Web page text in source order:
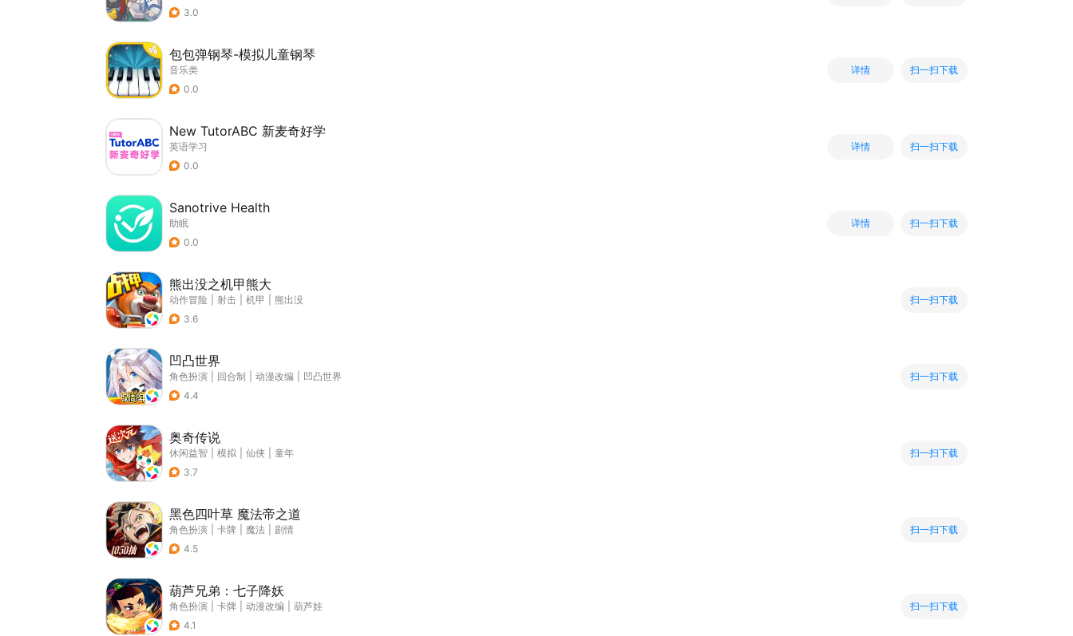
3.0
包包弹钢琴-模拟儿童钢琴
音乐类
0.0
详情 扫一扫下载
New TutorABC 新麦奇好学
英语学习
0.0
详情 扫一扫下载
Sanotrive Health
助眠
0.0
详情 扫一扫下载
熊出没之机甲熊大
动作冒险 射击 机甲
熊出没
3.6
扫一扫下载
凹凸世界
角色扮演 回合制 动漫改编
凹凸世界
4.4
扫一扫下载
奥奇传说
休闲益智 模拟 仙侠
童年
3.7
扫一扫下载
黑色四叶草 魔法帝之道
角色扮演 卡牌 魔法
剧情
4.5
扫一扫下载
葫芦兄弟：七子降妖
角色扮演 卡牌 动漫改编
葫芦娃
4.1
扫一扫下载